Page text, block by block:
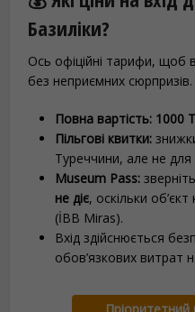
Базиліки?
Ось офіційні тарифи,
без неприємних сюрпризів.
Повна вартість: 1000
Пільгові квитки:
Туреччини, але не для
Museum Pass:
не діє, оскільки
(İBB Miras).
Вхід здійснюється
обов’язкових витрат